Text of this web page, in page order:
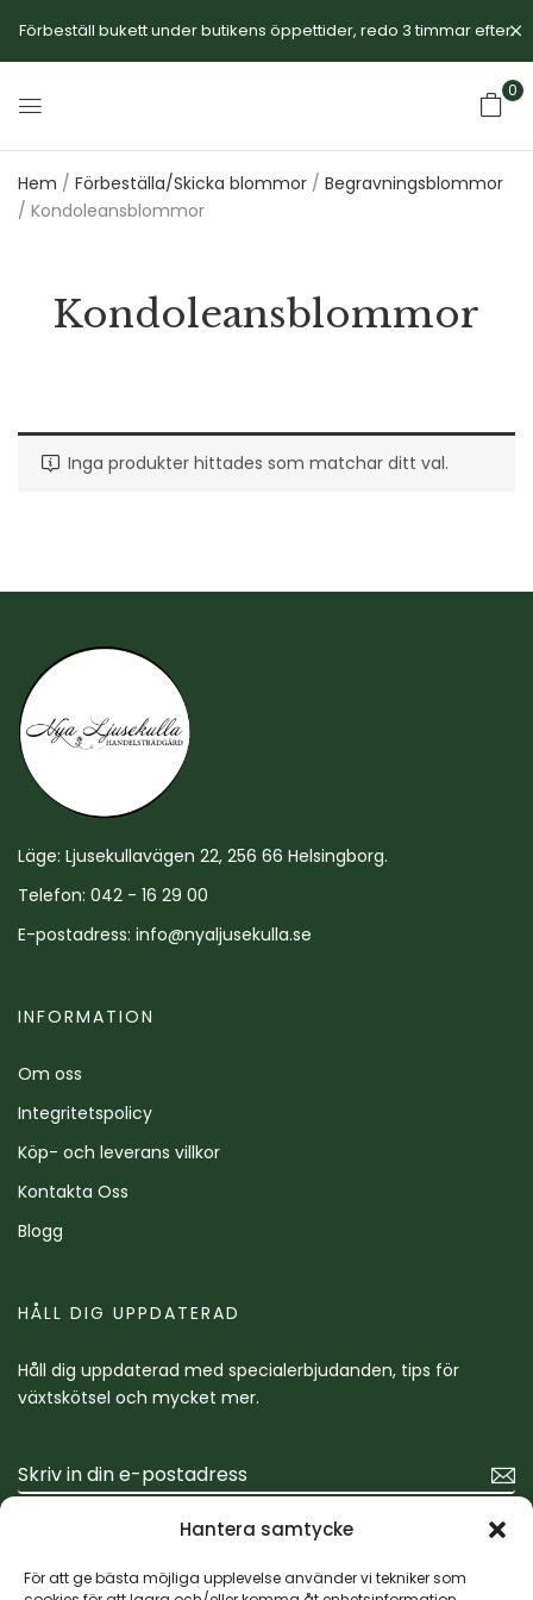
Hantera samtycke
För att ge bästa möjliga upplevelse använder vi tekniker som
Förbeställ bukett under butikens öppettider, redo 3 timmar efter.
0
Hem / Förbeställa/Skicka blommor / Begravningsblommor
/ Kondoleansblommor
Kondoleansblommor
Inga produkter hittades som matchar ditt val.
Läge: Ljusekullavägen 22, 256 66 Helsingborg.
Telefon: 042 - 16 29 00
E-postadress: info@nyaljusekulla.se
INFORMATION
Om oss
Integritetspolicy
Köp- och leverans villkor
Kontakta Oss
Blogg
HÅLL DIG UPPDATERAD
Håll dig uppdaterad med specialerbjudanden, tips för
växtskötsel och mycket mer.